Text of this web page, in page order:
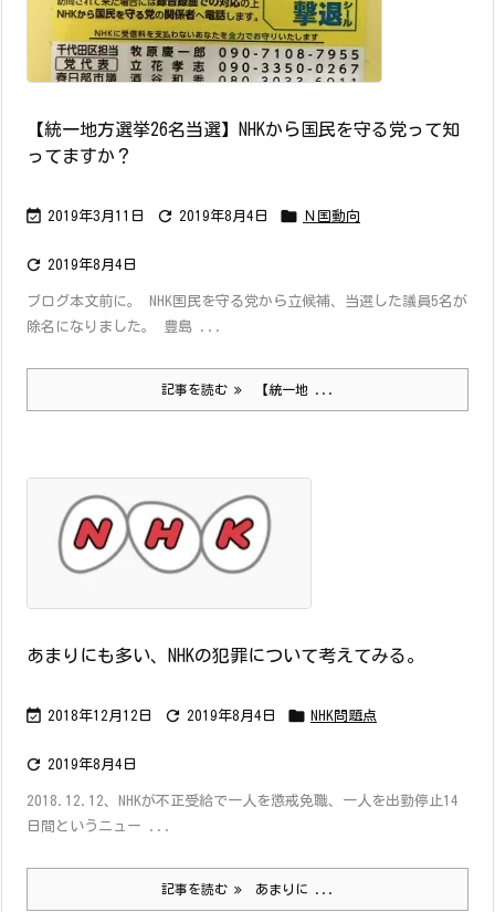
【統一地方選挙26名当選】NHKから国民を守る党って知
ってますか？
 2019年3月11日  2019年8月4日  Ｎ国動向
 2019年8月4日
ブログ本文前に。 NHK国民を守る党から立候補、当選した議員5名が
除名になりました。 豊島 ...
記事を読む 【統一地 ...
あまりにも多い、NHKの犯罪について考えてみる。
 2018年12月12日  2019年8月4日  NHK問題点
 2019年8月4日
2018.12.12、NHKが不正受給で一人を懲戒免職、一人を出勤停止14
日間というニュー ...
記事を読む あまりに ...